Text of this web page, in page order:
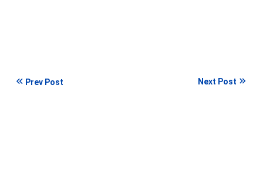
Prev Post Next Post